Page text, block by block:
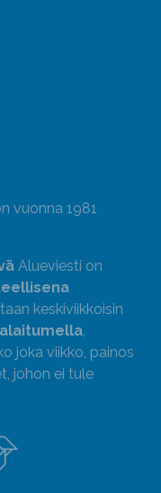
vuonna 1981
Alueviesti on
keskiviikkoisin
,
joka viikko, painos
johon ei tule